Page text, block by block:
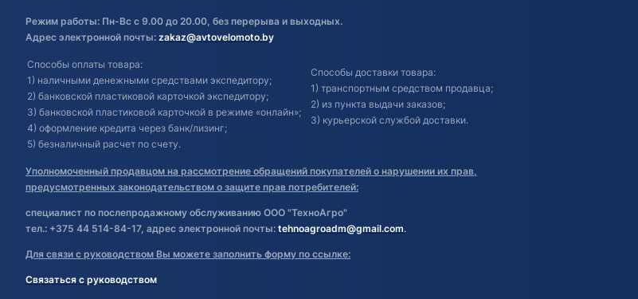
Режим работы: Пн-Вс с 9.00 до 20.00, без перерыва и выходных.
Адрес электронной почты: zakaz@avtovelomoto.by
Способы оплаты товара:
1) наличными денежными средствами экспедитору;
2) банковской пластиковой карточкой экспедитору;
3) банковской пластиковой карточкой в режиме «онлайн»;
4) оформление кредита через банк/лизинг;
5) безналичный расчет по счету.
Способы доставки товара:
1) транспортным средством продавца;
2) из пункта выдачи заказов;
3) курьерской службой доставки.
Уполномоченный продавцом на рассмотрение обращений покупателей о нарушении их прав,
предусмотренных законодательством о защите прав потребителей:
специалист по послепродажному обслуживанию ООО "ТехноАгро"
тел.: +375 44 514-84-17, адрес электронной почты: tehnoagroadm@gmail.com.
Для связи с руководством Вы можете заполнить форму по ссылке:
Связаться с руководством